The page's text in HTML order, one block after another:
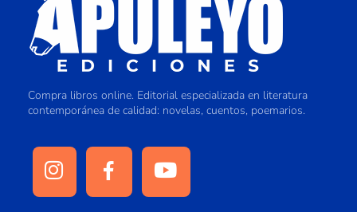
Compra libros online. Editorial especializada en literatura
contemporánea de calidad: novelas, cuentos, poemarios.